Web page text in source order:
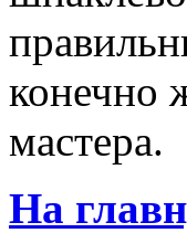
конечно
мастера.
На